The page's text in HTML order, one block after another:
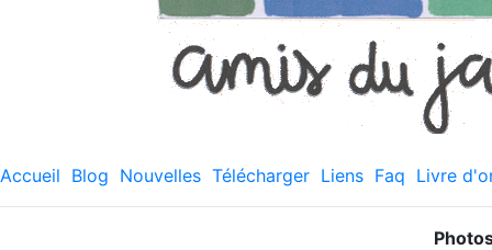
Accueil Blog Nouvelles Télécharger Liens Faq Livre